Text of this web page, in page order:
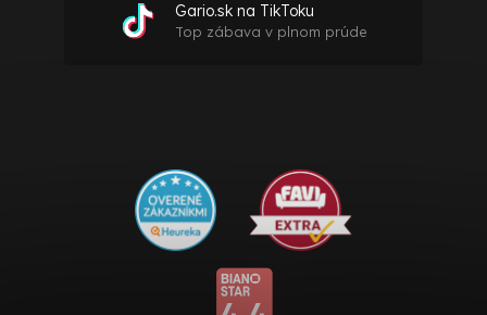
Gario.sk na TikToku
Top zábava v plnom prúde